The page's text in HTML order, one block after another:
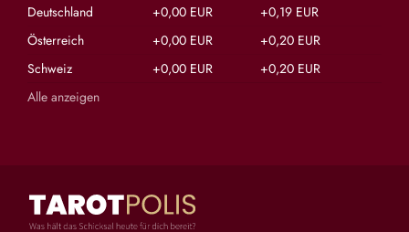
Deutschland
+0,00 EUR
+0,19 EUR
Österreich
+0,00 EUR
+0,20 EUR
Schweiz
+0,00 EUR
+0,20 EUR
Alle anzeigen